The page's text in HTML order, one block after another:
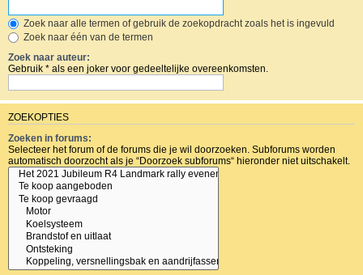
Zoek naar alle termen of gebruik de zoekopdracht zoals het is ingevuld
Zoek naar één van de termen
Zoek naar auteur:
Gebruik * als een joker voor gedeeltelijke overeenkomsten.
ZOEKOPTIES
Zoeken in forums:
Selecteer het forum of de forums die je wil doorzoeken. Subforums worden
automatisch doorzocht als je “Doorzoek subforums“ hieronder niet uitschakelt.